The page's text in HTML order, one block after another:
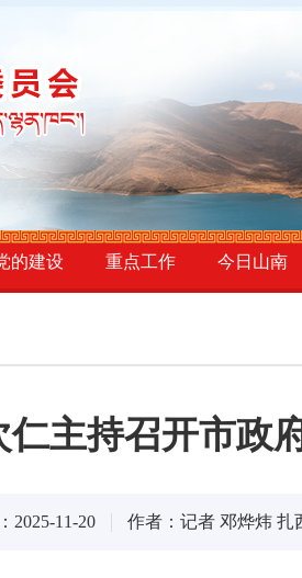
的建设 重点工作 今日山南
仁主持召开市政
2025-11-20 作者：记者 邓烨炜 扎